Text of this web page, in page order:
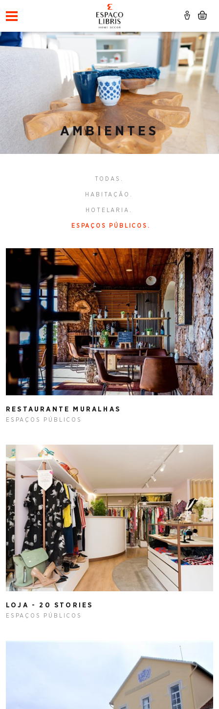
AMBIENTES
TODAS
HABITAÇÃO
HOTELARIA
ESPAÇOS PÚBLICOS
RESTAURANTE MURALHAS
ESPAÇOS PÚBLICOS
LOJA - 20 STORIES
ESPAÇOS PÚBLICOS